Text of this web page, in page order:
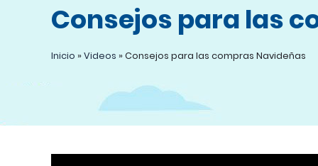
Consejos para las
Inicio » Videos » Consejos para las compras Navideñas